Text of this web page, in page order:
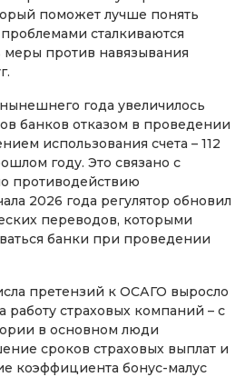
поможет лучше понять
сталкиваются
против навязывания
года увеличилось
банков отказом в проведении
использования счета – 112
году. Это связано с
противодействию
2026 года регулятор обновил
переводов, которыми
банки при проведении
претензий к ОСАГО выросло
страховых компаний – с
в основном люди
сроков страховых выплат и
коэффициента бонус-малус